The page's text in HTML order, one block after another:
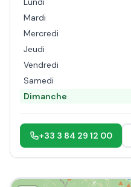
Mardi
Mercredi
Jeudi
Vendredi
Samedi
Dimanche
+33 3 84 29 12 00